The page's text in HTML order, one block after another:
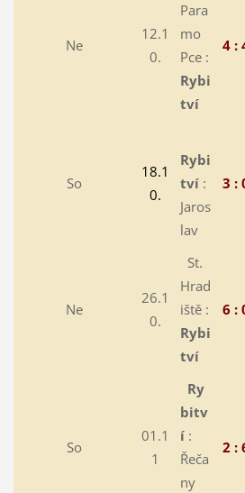
Ne
12.1
0.
Para
mo
Pce :
Rybi
tví
4 :
So
18.1
0.
Rybi
tví:
Jaros
lav
3 :
Ne
26.1
0.
St.
Hrad
iště :
Rybi
tví
6 :
So
01.1
1
Ry
bitv
í:
Řeča
ny
2 :